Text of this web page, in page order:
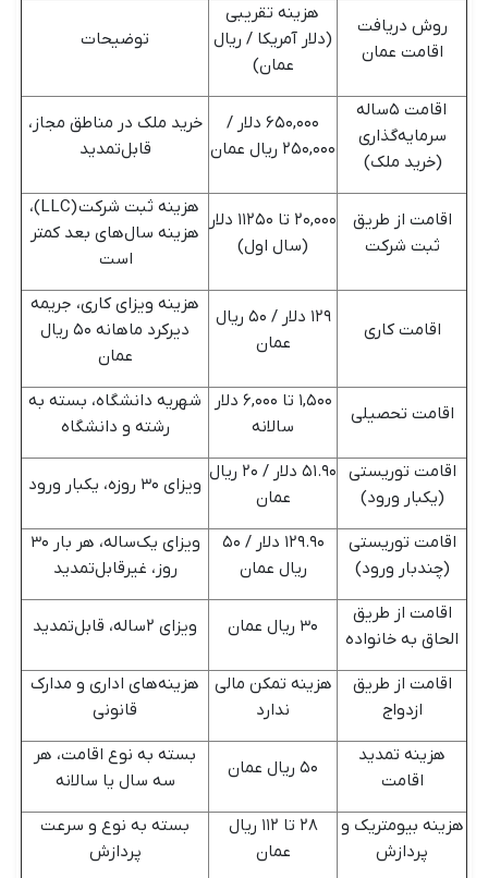
روش دریافت
اقامت عمان
هزینه تقریبی
(دلار آمریکا / ریال
عمان)
توضیحات
اقامت ۵ساله
سرمایه‌گذاری
(خرید ملک)
۶۵۰,۰۰۰ دلار /
۲۵۰,۰۰۰ ریال عمان
خرید ملک در مناطق مجاز،
قابل‌تمدید
اقامت از طریق
ثبت شرکت
۲۰,۰۰۰ تا ۱۱۲۵۰ دلار
(سال اول)
هزینه ثبت شرکت (LLC)،
هزینه سال‌های بعد کمتر
است
اقامت کاری
۱۲۹ دلار / ۵۰ ریال
عمان
هزینه ویزای کاری، جریمه
دیرکرد ماهانه ۵۰ ریال
عمان
اقامت تحصیلی
۱,۵۰۰ تا ۶,۰۰۰ دلار
سالانه
شهریه دانشگاه، بسته به
رشته و دانشگاه
اقامت توریستی
(یکبار ورود)
۵۱.۹۰ دلار / ۲۰ ریال
عمان
ویزای ۳۰ روزه، یکبار ورود
اقامت توریستی
(چندبار ورود)
۱۲۹.۹۰ دلار / ۵۰
ریال عمان
ویزای یک‌ساله، هر بار ۳۰
روز، غیرقابل‌تمدید
اقامت از طریق
الحاق به خانواده
۳۰ ریال عمان ویزای ۲ساله، قابل‌تمدید
اقامت از طریق
ازدواج
هزینه تمکن مالی
ندارد
هزینه‌های اداری و مدارک
قانونی
هزینه تمدید
اقامت
۵۰ ریال عمان
بسته به نوع اقامت، هر
سه سال یا سالانه
هزینه بیومتریک و
پردازش
۲۸ تا ۱۱۲ ریال
عمان
بسته به نوع و سرعت
پردازش